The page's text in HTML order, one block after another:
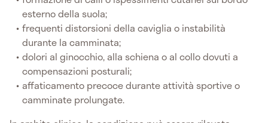
esterno della suola;
frequenti distorsioni della caviglia o instabilità
durante la camminata;
dolori al ginocchio, alla schiena o al collo dovuti a
compensazioni posturali;
affaticamento precoce durante attività sportive o
camminate prolungate.